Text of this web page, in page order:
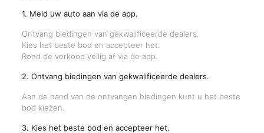
1. Meld uw auto aan via de app.
Ontvang biedingen van gekwalificeerde dealers.
Kies het beste bod en accepteer het.
Rond de verkoop veilig af via de app.
2. Ontvang biedingen van gekwalificeerde dealers.
Aan de hand van de ontvangen biedingen kunt u het beste
bod kiezen.
3. Kies het beste bod en accepteer het.